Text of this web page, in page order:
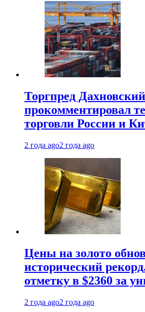
Торгпред Дахновский
прокомментировал
торговли России и
2 года ago2 года ago
Цены на золото
исторический
отметку в $2360 за
2 года ago2 года ago